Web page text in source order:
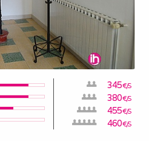
345€/S
380€/S
455€/S
460€/S